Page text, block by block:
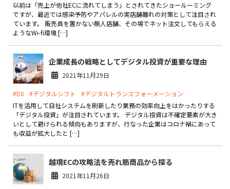
以前は「売上が他社ECに流れてしまう」とされてきたショールーミング
ですが、最近では感染予防やアパレルの実店舗離れの対策として注目され
ています。 販売員を置かない無人店舗、その場でネット注文してもらえる
ようなWi-fi環境 […]
企業成長の戦略としてデジタル投資が重要な理由
2021年11月29日
#DX #デジタルシフト
#デジタルトランスフォーメーション
ITを活用して自社システムを刷新したり業務の効率向上をはかったりする
「デジタル投資」が注目されています。 デジタル投資は不確定要素が大き
いとして避けられる傾向もありますが、行なった企業はコロナ禍にあって
も収益が拡大したと […]
越境ECの攻略法を売れ筋商品から探る
2021年11月26日